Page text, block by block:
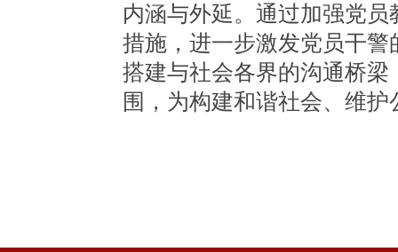
内涵与外延。通过加强党
措施，进一步激发党员干
搭建与社会各界的沟通桥
围，为构建和谐社会、维